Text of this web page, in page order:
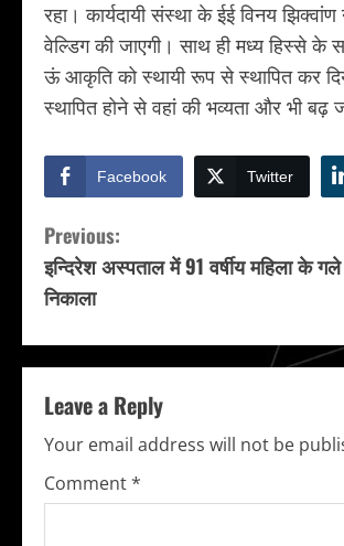
रहा। कार्यदायी संस्था के ईई विनय
वेल्डिग की जाएगी। साथ ही मध्य हिस्से के
ऊं आकृति को स्थायी रूप से स्थापित कर
स्थापित होने से वहां की भव्यता और भी बढ़
Facebook Twitter
C
o
n
t
i
n
u
Previous:
इन्दिरेश अस्पताल में 91 वर्षीय महिला के
निकाला
Leave a Reply
Your email address will not be
Comment*